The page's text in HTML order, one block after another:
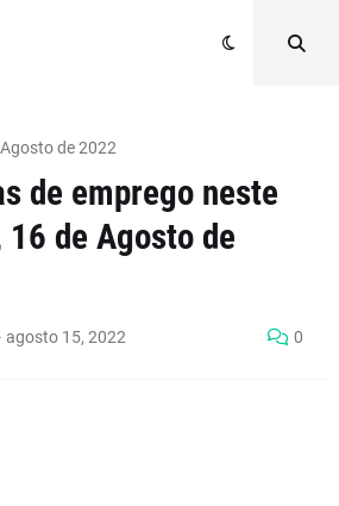
de 2022
de emprego neste
de Agosto de
agosto 15, 2022 0